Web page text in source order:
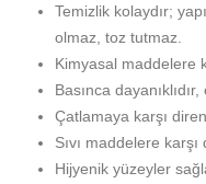
Temizlik kolaydır;
olmaz, toz tutmaz.
Kimyasal maddelere
Basınca
Çatlamaya karşı
Sıvı maddelere karşı
Hijyenik yüzeyler